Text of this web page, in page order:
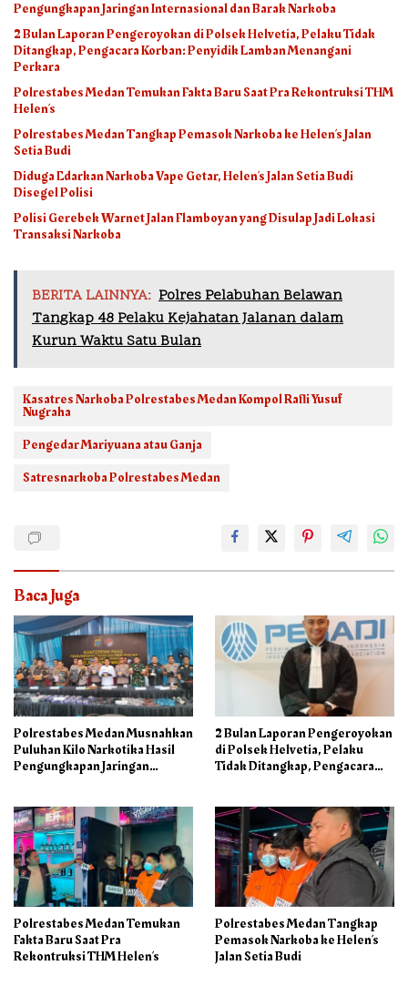
Pengungkapan Jaringan Internasional dan Barak Narkoba
2 Bulan Laporan Pengeroyokan di Polsek Helvetia, Pelaku Tidak
Ditangkap, Pengacara Korban: Penyidik Lamban Menangani
Perkara
Polrestabes Medan Temukan Fakta Baru Saat Pra Rekontruksi THM
Helen’s
Polrestabes Medan Tangkap Pemasok Narkoba ke Helen’s Jalan
Setia Budi
Diduga Edarkan Narkoba Vape Getar, Helen’s Jalan Setia Budi
Disegel Polisi
Polisi Gerebek Warnet Jalan Flamboyan yang Disulap Jadi Lokasi
Transaksi Narkoba
BERITA LAINNYA: Polres Pelabuhan Belawan
Tangkap 48 Pelaku Kejahatan Jalanan dalam
Kurun Waktu Satu Bulan
Kasatres Narkoba Polrestabes Medan Kompol Rafli Yusuf
Nugraha
Pengedar Mariyuana atau Ganja
Satresnarkoba Polrestabes Medan
Baca Juga
Polrestabes Medan Musnahkan
Puluhan Kilo Narkotika Hasil
Pengungkapan Jaringan
2 Bulan Laporan Pengeroyokan
di Polsek Helvetia, Pelaku
Tidak Ditangkap, Pengacara
Polrestabes Medan Temukan
Fakta Baru Saat Pra
Rekontruksi THM Helen’s
Polrestabes Medan Tangkap
Pemasok Narkoba ke Helen’s
Jalan Setia Budi